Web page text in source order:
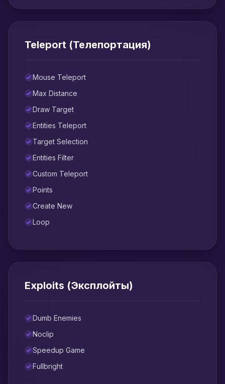
Teleport (Телепортация)
Mouse Teleport
Max Distance
Draw Target
Entities Teleport
Target Selection
Entities Filter
Custom Teleport
Points
Create New
Loop
Exploits (Эксплойты)
Dumb Enemies
Noclip
Speedup Game
Fullbright